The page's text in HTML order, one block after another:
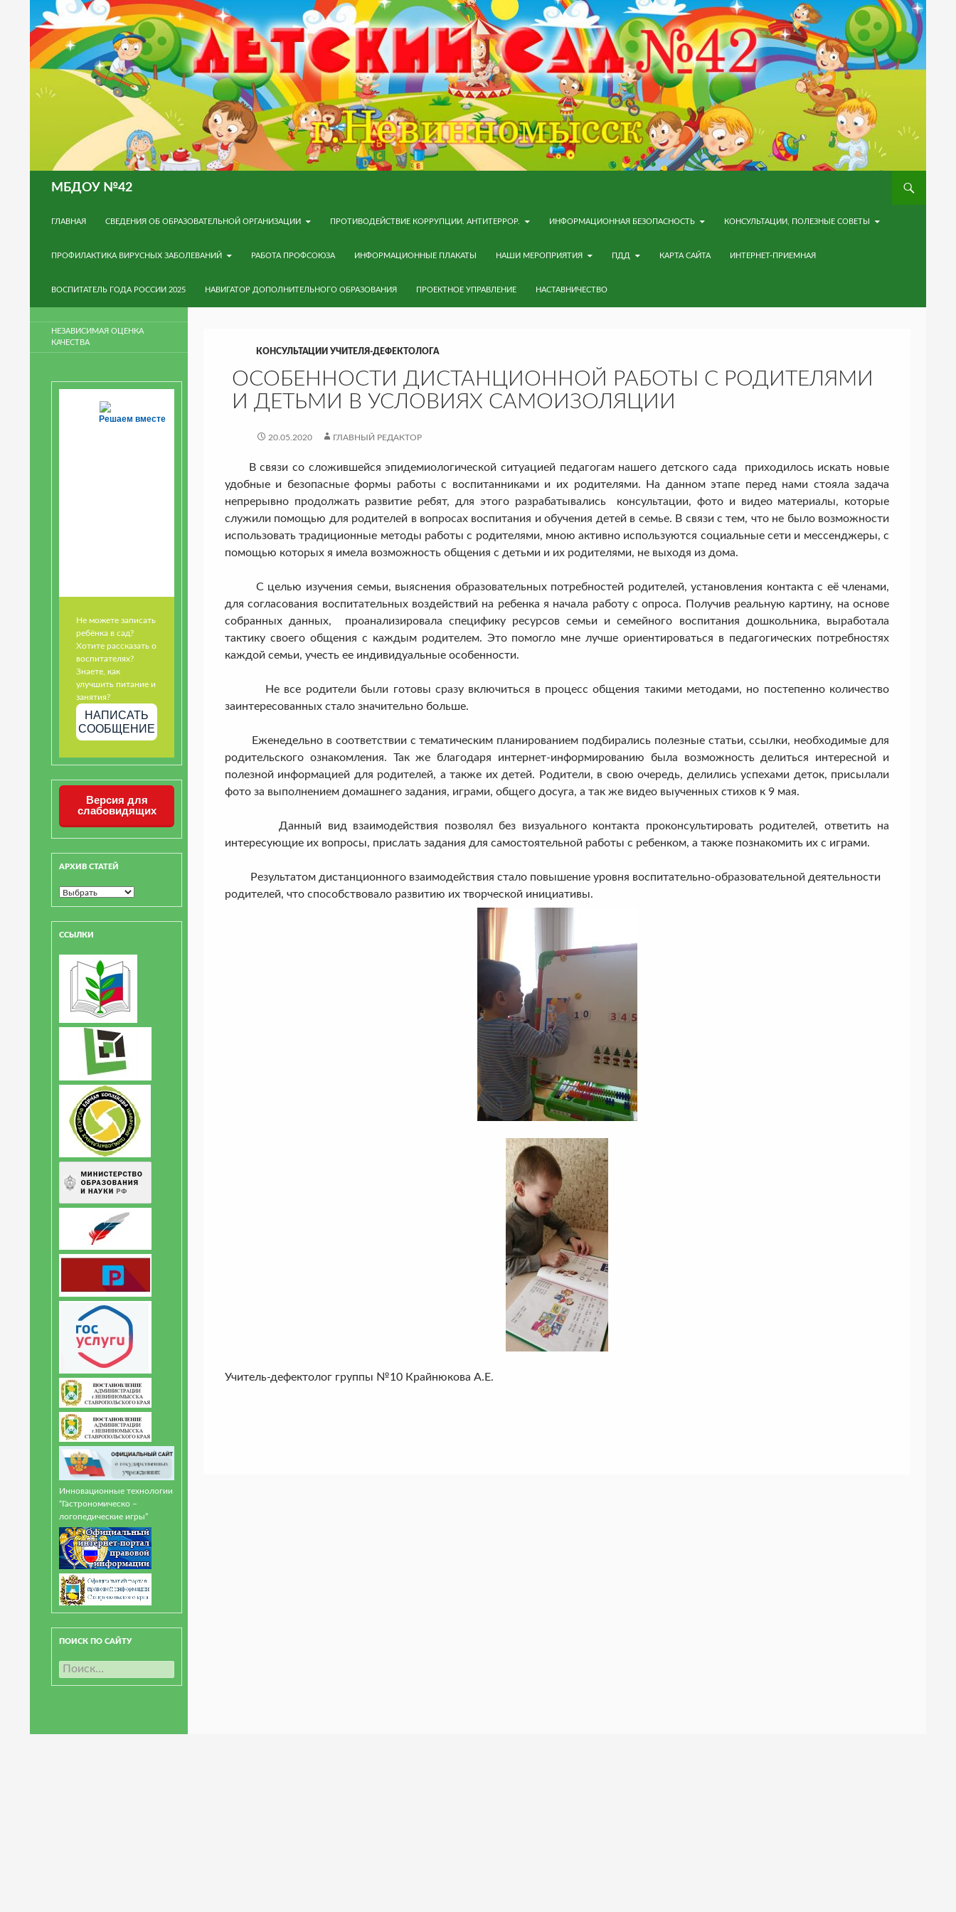
МБДОУ №42
ГЛАВНАЯ
СВЕДЕНИЯ ОБ ОБРАЗОВАТЕЛЬНОЙ ОРГАНИЗАЦИИ ПРОТИВОДЕЙСТВИЕ КОРРУПЦИИ. АНТИТЕРРОР. ИНФОРМАЦИОННАЯ БЕЗОПАСНОСТЬ КОНСУЛЬТАЦИИ, ПОЛЕЗНЫЕ СОВЕТЫ
ПРОФИЛАКТИКА ВИРУСНЫХ ЗАБОЛЕВАНИЙ РАБОТА ПРОФСОЮЗА ИНФОРМАЦИОННЫЕ ПЛАКАТЫ НАШИ МЕРОПРИЯТИЯ ПДД КАРТА САЙТА ИНТЕРНЕТ-ПРИЕМНАЯ
ВОСПИТАТЕЛЬ ГОДА РОССИИ 2025 НАВИГАТОР ДОПОЛНИТЕЛЬНОГО ОБРАЗОВАНИЯ ПРОЕКТНОЕ УПРАВЛЕНИЕ НАСТАВНИЧЕСТВО
КОНСУЛЬТАЦИИ УЧИТЕЛЯ-ДЕФЕКТОЛОГА
ОСОБЕННОСТИ ДИСТАНЦИОННОЙ РАБОТЫ С РОДИТЕЛЯМИ
И ДЕТЬМИ В УСЛОВИЯХ САМОИЗОЛЯЦИИ
20.05.2020 ГЛАВНЫЙ РЕДАКТОР
В связи со сложившейся эпидемиологической ситуацией педагогам нашего детского сада приходилось искать новые
удобные и безопасные формы работы с воспитанниками и их родителями. На данном этапе перед нами стояла задача
непрерывно продолжать развитие ребят, для этого разрабатывались консультации, фото и видео материалы, которые
служили помощью для родителей в вопросах воспитания и обучения детей в семье. В связи с тем, что не было возможности
использовать традиционные методы работы с родителями, мною активно используются социальные сети и мессенджеры, с
помощью которых я имела возможность общения с детьми и их родителями, не выходя из дома.
С целью изучения семьи, выяснения образовательных потребностей родителей, установления контакта с её членами,
для согласования воспитательных воздействий на ребенка я начала работу с опроса. Получив реальную картину, на основе
собранных данных, проанализировала специфику ресурсов семьи и семейного воспитания дошкольника, выработала
тактику своего общения с каждым родителем. Это помогло мне лучше ориентироваться в педагогических потребностях
каждой семьи, учесть ее индивидуальные особенности.
Не все родители были готовы сразу включиться в процесс общения такими методами, но постепенно количество
заинтересованных стало значительно больше.
Еженедельно в соответствии с тематическим планированием подбирались полезные статьи, ссылки, необходимые для
родительского ознакомления. Так же благодаря интернет-информированию была возможность делиться интересной и
полезной информацией для родителей, а также их детей. Родители, в свою очередь, делились успехами деток, присылали
фото за выполнением домашнего задания, играми, общего досуга, а так же видео выученных стихов к 9 мая.
Данный вид взаимодействия позволял без визуального контакта проконсультировать родителей, ответить на
интересующие их вопросы, прислать задания для самостоятельной работы с ребенком, а также познакомить их с играми.
Результатом дистанционного взаимодействия стало повышение уровня воспитательно-образовательной деятельности
родителей, что способствовало развитию их творческой инициативы.
Учитель-дефектолог группы №10 Крайнюкова А.Е.
НЕЗАВИСИМАЯ ОЦЕНКА
КАЧЕСТВА
Решаем вместе
Не можете записать
ребёнка в сад?
Хотите рассказать о
воспитателях?
Знаете, как
улучшить питание и
занятия?
НАПИСАТЬ
СООБЩЕНИЕ
Версия для
слабовидящих
АРХИВ СТАТЕЙ
ССЫЛКИ
Инновационные технологии
“Гастрономическо –
логопедические игры”
ПОИСК ПО САЙТУ
Н
а